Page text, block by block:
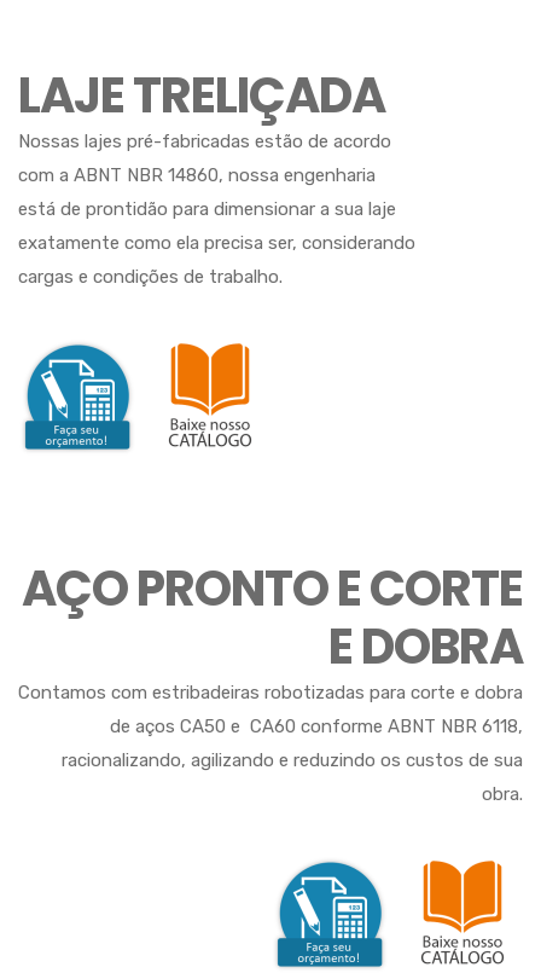
LAJE TRELIÇADA
Nossas lajes pré-fabricadas estão de acordo
com a ABNT NBR 14860, nossa engenharia
está de prontidão para dimensionar a sua laje
exatamente como ela precisa ser, considerando
cargas e condições de trabalho.
AÇO PRONTO E CORTE
E DOBRA
Contamos com estribadeiras robotizadas para corte e dobra
de aços CA50 e CA60 conforme ABNT NBR 6118,
racionalizando, agilizando e reduzindo os custos de sua
obra.